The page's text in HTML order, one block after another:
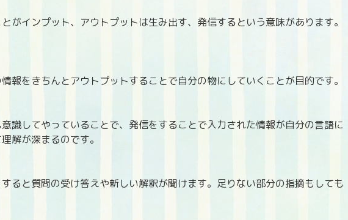
がインプット、アウトプットは生み出す、発信するという意味があります。
報をきちんとアウトプットすることで自分の物にしていくことが目的です。
識してやっていることで、発信をすることで入力された情報が自分の言語に
解が深まるのです。
ると質問の受け答えや新しい解釈が聞けます。足りない部分の指摘もしても